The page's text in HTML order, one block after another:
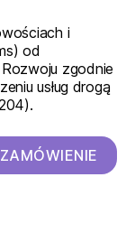
i
od
zgodnie
usług drogą